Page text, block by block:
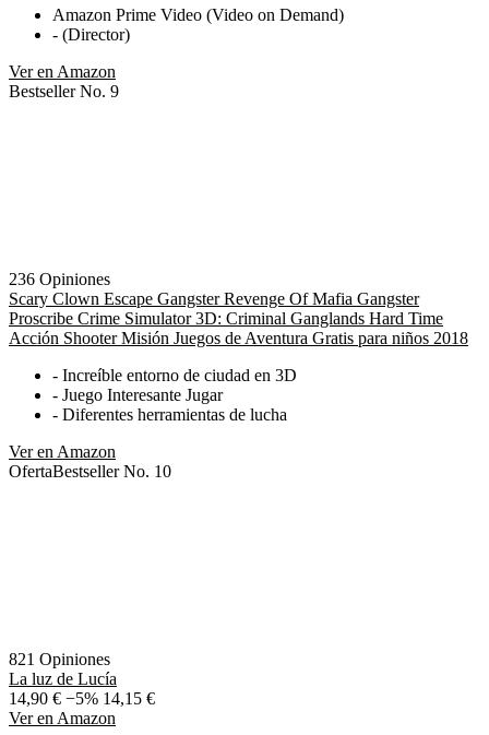
Amazon Prime Video (Video on Demand)
- (Director)
Ver en Amazon
Bestseller No. 9
236 Opiniones
Scary Clown Escape Gangster Revenge Of Mafia Gangster
Proscribe Crime Simulator 3D: Criminal Ganglands Hard Time
Acción Shooter Misión Juegos de Aventura Gratis para niños 2018
- Increíble entorno de ciudad en 3D
- Juego Interesante Jugar
- Diferentes herramientas de lucha
Ver en Amazon
OfertaBestseller No. 10
821 Opiniones
La luz de Lucía
14,90 € −5% 14,15 €
Ver en Amazon